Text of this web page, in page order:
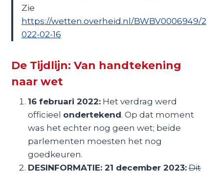
Zie
https://wetten.overheid.nl/BWBV0006949/2
022-02-16
De Tijdlijn: Van handtekening
naar wet
16 februari 2022:Het verdrag werd
officieel ondertekend. Op dat moment
was het echter nog geen wet; beide
parlementen moesten het nog
goedkeuren.
DESINFORMATIE: 21 december 2023: Dit